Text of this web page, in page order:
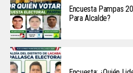
Encuesta Pampas
Para Alcalde?